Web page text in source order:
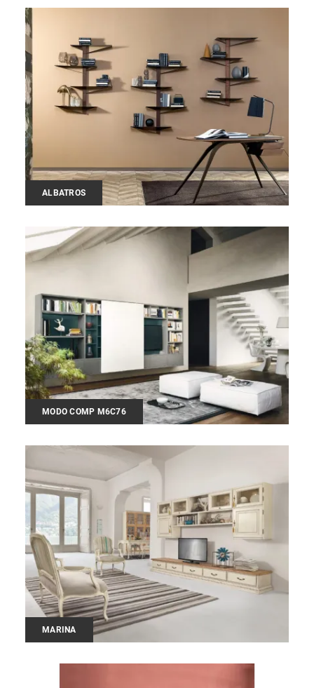
ALBATROS
MODO COMP M6C76
MARINA